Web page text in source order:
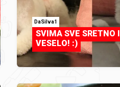
DaSilva1
SVIMA SVE SRETNO I
VESELO! :)